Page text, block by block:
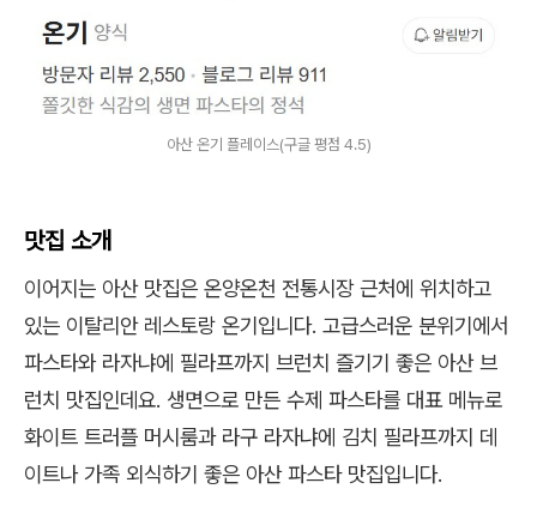
아산 온기 플레이스(구글 평점 4.5)
맛집 소개
이어지는 아산 맛집은 온양온천 전통시장 근처에 위치하고
있는 이탈리안 레스토랑 온기입니다. 고급스러운 분위기에서
파스타와 라자냐에 필라프까지 브런치 즐기기 좋은 아산 브
런치 맛집인데요. 생면으로 만든 수제 파스타를 대표 메뉴로
화이트 트러플 머시룸과 라구 라자냐에 김치 필라프까지 데
이트나 가족 외식하기 좋은 아산 파스타 맛집입니다.